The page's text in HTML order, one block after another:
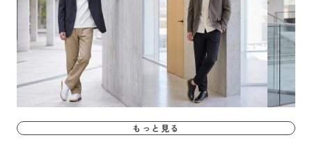
もっと見る